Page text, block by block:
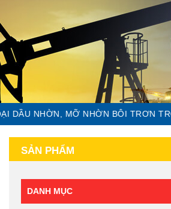
NHỜN, MỠ NHỜN BÔI TRƠN
SẢN PHẨM
DANH MỤC